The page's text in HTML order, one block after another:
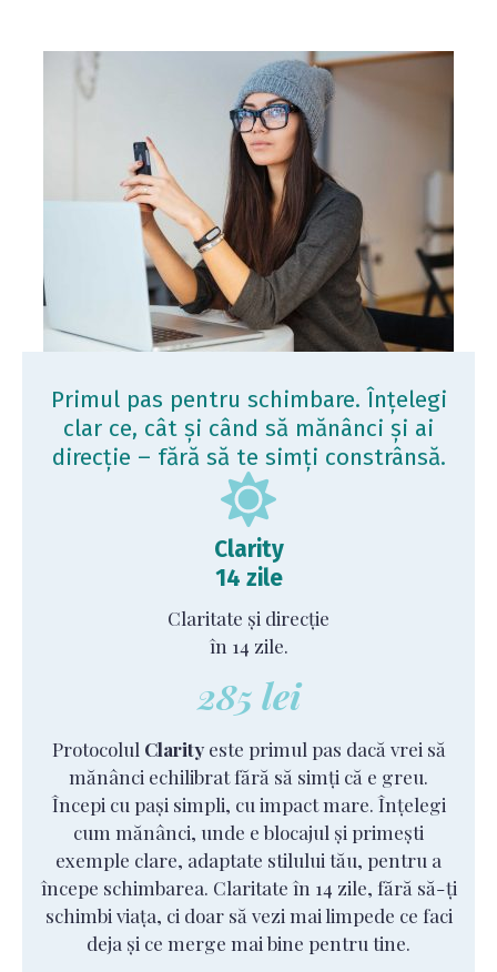
Primul pas pentru schimbare. Înțelegi
clar ce, cât și când să mănânci și ai
direcție – fără să te simți constrânsă.
Clarity
14 zile
Claritate și direcție
în 14 zile.
285 lei
Protocolul Clarityeste primul pas dacă vrei să
mănânci echilibrat fără să simți că e greu.
Începi cu pași simpli, cu impact mare. Înțelegi
cum mănânci, unde e blocajul și primești
exemple clare, adaptate stilului tău, pentru a
începe schimbarea. Claritate în 14 zile, fără să-ți
schimbi viața, ci doar să vezi mai limpede ce faci
deja și ce merge mai bine pentru tine.